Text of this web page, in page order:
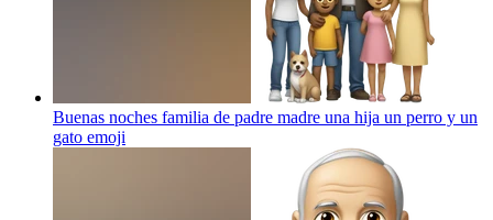
Buenas noches familia de padre madre una hija un perro y un
gato emoji